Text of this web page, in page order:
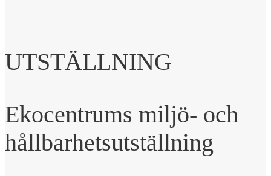
UTSTÄLLNING
Ekocentrums miljö- och
hållbarhetsutställning